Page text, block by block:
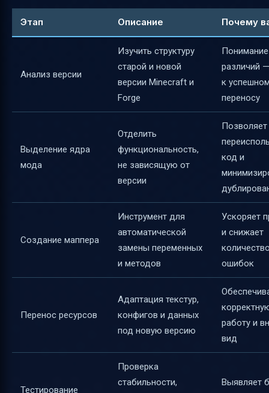
Этап Описание Почему
Анализ версии
Изучить структуру
старой и новой
версии Minecraft и
Forge
Понимание
различий
к
переносу
Выделение ядра
мода
Отделить
функциональность,
не зависящую от
версии
Позволяет
код и
Создание маппера
Инструмент для
автоматической
замены переменных
и методов
Ускоряет
и снижает
ошибок
Перенос ресурсов
Адаптация текстур,
конфигов и данных
под новую версию
работу и
вид
Тестирование
Проверка
стабильности,
Выявляет